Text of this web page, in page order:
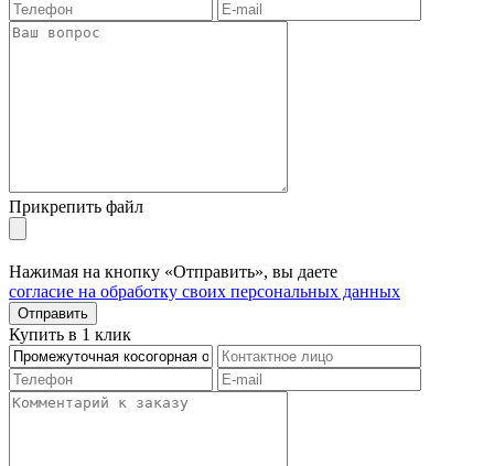
Прикрепить файл
Нажимая на кнопку «Отправить», вы даете
согласие на обработку своих персональных данных
Отправить
Купить в 1 клик